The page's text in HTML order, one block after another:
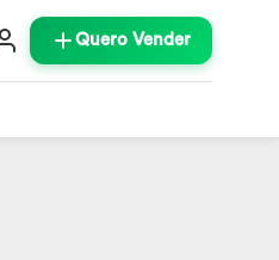
Quero Vender